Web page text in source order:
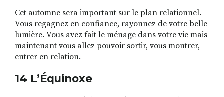
Cet automne sera important sur le plan relationnel.
Vous regagnez en confiance, rayonnez de votre belle
lumière. Vous avez fait le ménage dans votre vie mais
maintenant vous allez pouvoir sortir, vous montrer,
entrer en relation.
14 L’Équinoxe